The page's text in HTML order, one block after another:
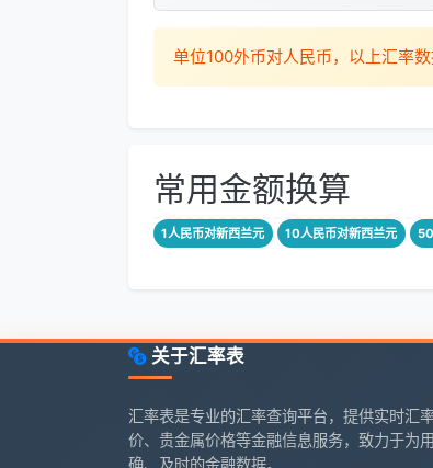
单位100外币对人民币，以上汇率
常用金额换算
1人民币对新西兰元 10人民币对新西兰元
关于汇率表
汇率表是专业的汇率查询平台，提供实时汇
价、贵金属价格等金融信息服务，致力于为
确、及时的金融数据。